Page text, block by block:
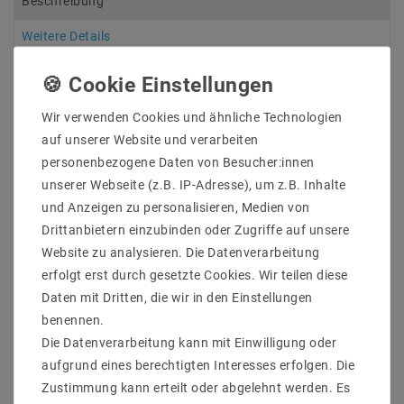
Weitere Details
RUN IP30
Hersteller: Helestra
Artikle Nr: 6055
Lichtfarb:
Werkstoff_Abdeckung:
EEK: -
Schutzart: IP30
Laenge_mm:
Hoehe_Tiefe_mm:
Durchmesser_mm:
Einbaubreite_mm:
Wir verwenden Cookies und ähnliche Technologien
auf unserer Website und verarbeiten
personenbezogene Daten von Besucher:innen
unserer Webseite (z.B. IP-Adresse), um z.B. Inhalte
und Anzeigen zu personalisieren, Medien von
Drittanbietern einzubinden oder Zugriffe auf unsere
Website zu analysieren. Die Datenverarbeitung
erfolgt erst durch gesetzte Cookies. Wir teilen diese
Daten mit Dritten, die wir in den Einstellungen
benennen.
Die Datenverarbeitung kann mit Einwilligung oder
aufgrund eines berechtigten Interesses erfolgen. Die
Zustimmung kann erteilt oder abgelehnt werden. Es